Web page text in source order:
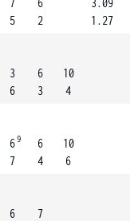
7
5
6
2
3.09
1.27
3
6
6
3
10
4
69
7
6
4
10
6
6
7